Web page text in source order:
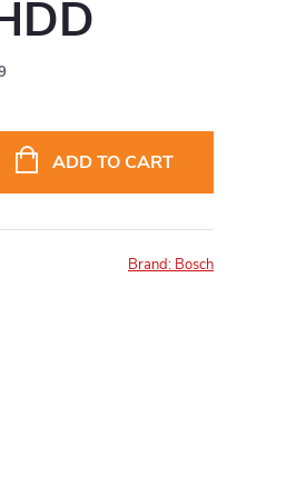
ADD TO CART
Brand: Bosch